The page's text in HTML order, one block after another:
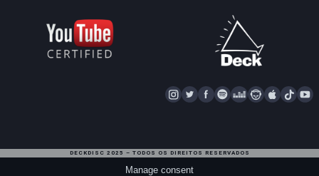
I
N
A
T
W
T
F
A
S
P
I
D
E
E
N
A
T
A
P
E
T
O
U
DECKDISC 2025 – TODOS OS DIREITOS RESERVADOS
Manage consent